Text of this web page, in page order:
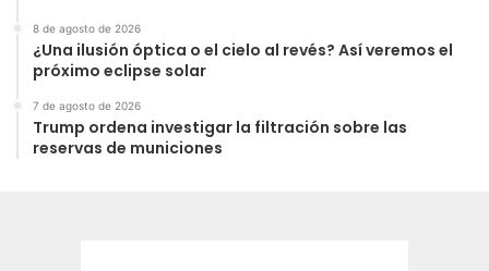
8 de agosto de 2026
¿Una ilusión óptica o el cielo al revés? Así veremos el
próximo eclipse solar
7 de agosto de 2026
Trump ordena investigar la filtración sobre las
reservas de municiones